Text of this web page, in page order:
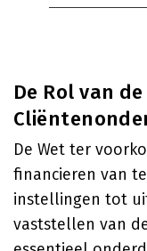
De Rol van de
De Wet ter
financieren van
instellingen tot
vaststellen van